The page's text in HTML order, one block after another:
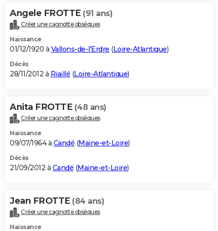
Angele FROTTE (91 ans)
Créer une cagnotte obsèques
Naissance
01/12/1920 à Vallons-de-l'Erdre (Loire-Atlantique)
Décès
28/11/2012 à Riaillé (Loire-Atlantique)
Anita FROTTE (48 ans)
Créer une cagnotte obsèques
Naissance
09/07/1964 à Candé (Maine-et-Loire)
Décès
21/09/2012 à Candé (Maine-et-Loire)
Jean FROTTE (84 ans)
Créer une cagnotte obsèques
Naissance